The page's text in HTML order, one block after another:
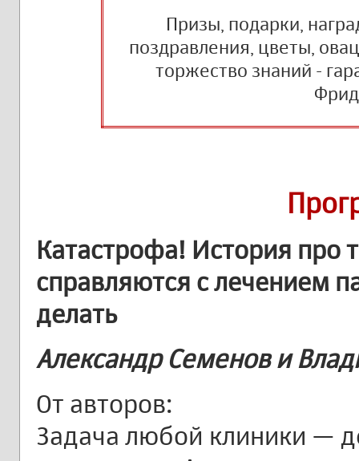
Призы, подарки,
поздравления, цветы,
торжество знаний -
Катастрофа! История про
справляются с лечением
делать
Александр Семенов и
От авторов:
Задача любой клиники —